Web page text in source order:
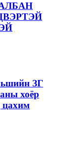
ЗГ
хоёр
цахим